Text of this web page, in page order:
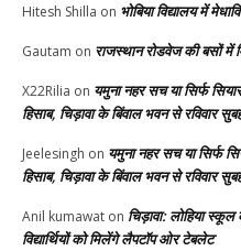
Hitesh Shilla on भोबिया विद्यालय में
Gautam on राजस्थान रोडवेज की बसों में
X22Rilia on यमुना नहर सच या सिर्फ
हिसाब, चिड़ावा के बिंवाल भवन से रविवार
Jeelesingh on यमुना नहर सच या सिर्फ
हिसाब, चिड़ावा के बिंवाल भवन से रविवार
Anil kumawat on चिड़ावा: लोहिया
विद्यार्थियों को मिलेंगे लैपटॉप ओर टेबलेट